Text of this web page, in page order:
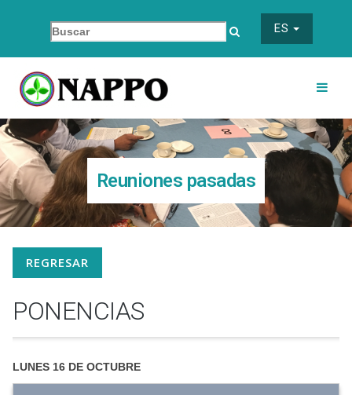
ES
Reuniones pasadas
REGRESAR
PONENCIAS
LUNES 16 DE OCTUBRE